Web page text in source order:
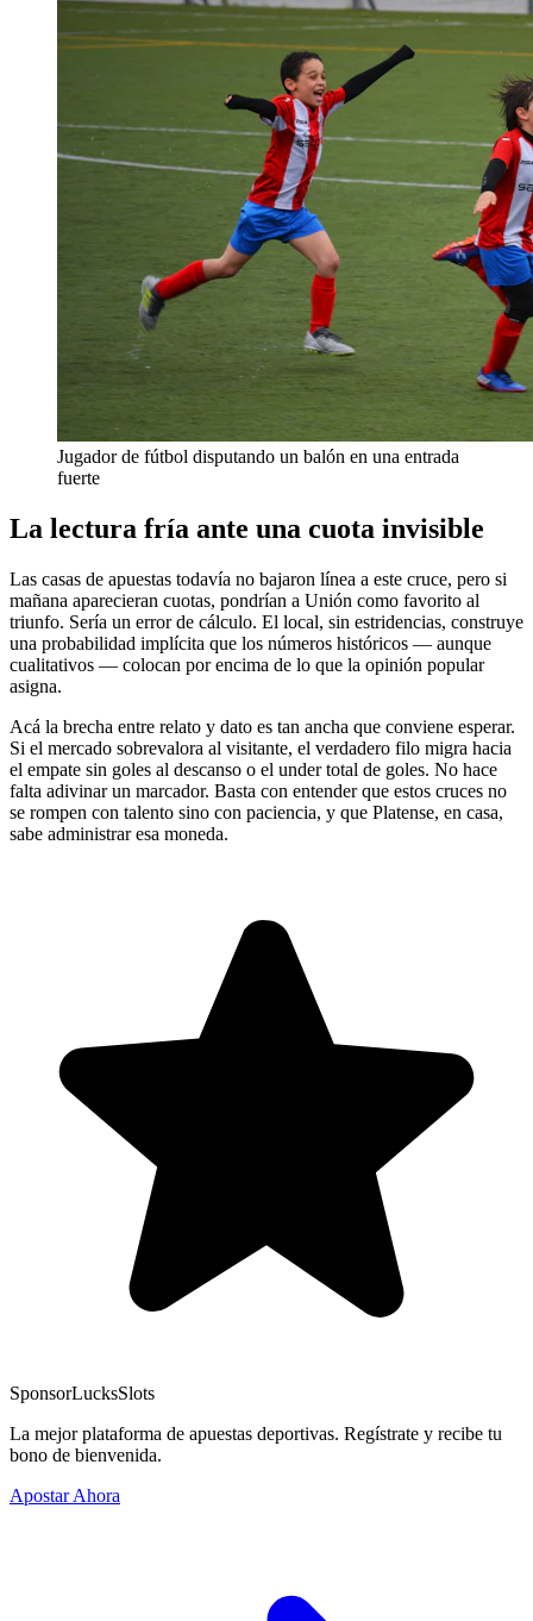
Jugador de fútbol disputando un balón en una entrada
fuerte
La lectura fría ante una cuota invisible
Las casas de apuestas todavía no bajaron línea a este cruce, pero si
mañana aparecieran cuotas, pondrían a Unión como favorito al
triunfo. Sería un error de cálculo. El local, sin estridencias, construye
una probabilidad implícita que los números históricos — aunque
cualitativos — colocan por encima de lo que la opinión popular
asigna.
Acá la brecha entre relato y dato es tan ancha que conviene esperar.
Si el mercado sobrevalora al visitante, el verdadero filo migra hacia
el empate sin goles al descanso o el under total de goles. No hace
falta adivinar un marcador. Basta con entender que estos cruces no
se rompen con talento sino con paciencia, y que Platense, en casa,
sabe administrar esa moneda.
SponsorLucksSlots
La mejor plataforma de apuestas deportivas. Regístrate y recibe tu
bono de bienvenida.
Apostar Ahora